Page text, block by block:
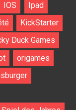
IOS
Ipad
KickStarter
Duck Games
origames